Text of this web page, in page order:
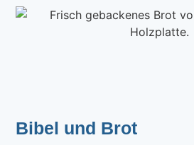
Bibel und Brot